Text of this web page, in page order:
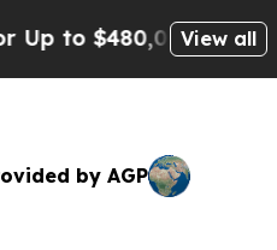
After BeingView all
by AGP